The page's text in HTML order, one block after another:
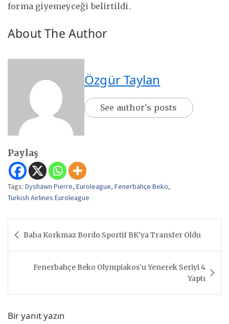
forma giyemeyceği belirtildi.
About The Author
Özgür Taylan
See author's posts
Paylaş
Tags: Dyshawn Pierre, Euroleague, Fenerbahçe Beko,
Turkish Airlines Euroleague
gezinmesi
Baha Korkmaz Bordo Sportif BK’ya Transfer Oldu
Fenerbahçe Beko Olympiakos’u Yenerek Seriyi 4
Yaptı
Bir yanıt yazın